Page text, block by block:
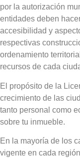
por la autorización
entidades deben
accesibilidad y
respectivas
ordenamiento
recursos de cada
El propósito de la
crecimiento de las
tanto personal como
sobre tu inmueble.
En la mayoría de los
vigente en cada